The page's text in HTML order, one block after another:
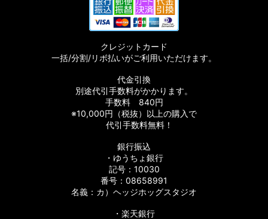
クレジットカード
一括/分割/リボ払いがご利用いただけます。
代金引換
別途代引手数料がかかります。
手数料 840円
※10,000円（税抜）以上の購入で
代引手数料無料！
銀行振込
・ゆうちょ銀行
記号：10030
番号：08658991
名義：カ）ヘッジホッグスタジオ
・楽天銀行